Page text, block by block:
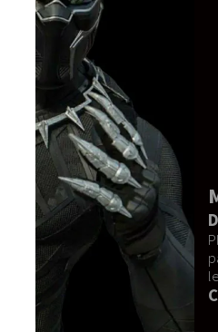
MICKEY & MINNIE
Découvrez l'élégance
Plongez dans l'univers
parfaites pour des événements
les fans passionnés.
Caractéristiques du produit :
Matières de qualité
: